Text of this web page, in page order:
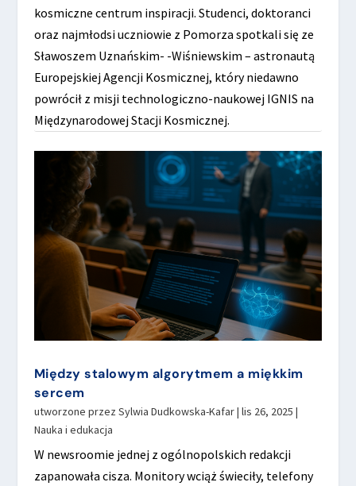
kosmiczne centrum inspiracji. Studenci, doktoranci
oraz najmłodsi uczniowie z Pomorza spotkali się ze
Sławoszem Uznańskim- -Wiśniewskim – astronautą
Europejskiej Agencji Kosmicznej, który niedawno
powrócił z misji technologiczno-naukowej IGNIS na
Międzynarodowej Stacji Kosmicznej.
Między stalowym algorytmem a miękkim
sercem
utworzone przez Sylwia Dudkowska-Kafar| lis 26, 2025 |
Nauka i edukacja
W newsroomie jednej z ogólnopolskich redakcji
zapanowała cisza. Monitory wciąż świeciły, telefony